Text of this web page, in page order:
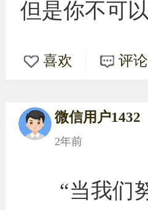
但是你不可
喜欢 评论
微信用户1432
2年前
“当我们